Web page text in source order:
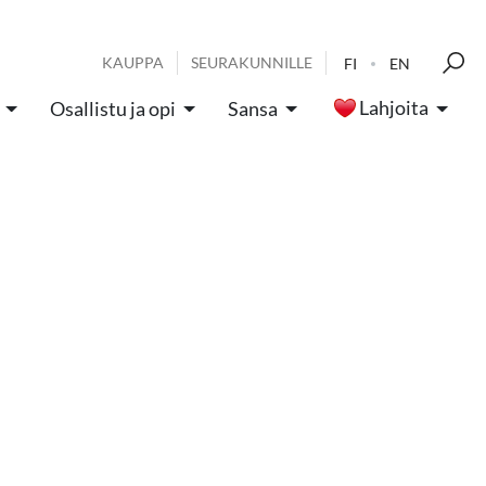
KAUPPA SEURAKUNNILLE FI EN
Osallistu ja opi Sansa Lahjoita